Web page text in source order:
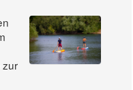
zur